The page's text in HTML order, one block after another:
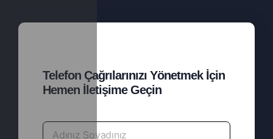
Telefon Çağrılarınızı Yönetmek İçin
Hemen İletişime Geçin